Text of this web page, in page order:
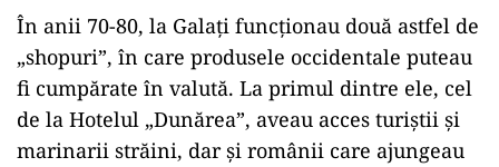
În anii 70-80, la Galaţi funcţionau două astfel de
„shopuri”, în care produsele occidentale puteau
fi cumpărate în valută. La primul dintre ele, cel
de la Hotelul „Dunărea”, aveau acces turiştii şi
marinarii străini, dar și românii care ajungeau